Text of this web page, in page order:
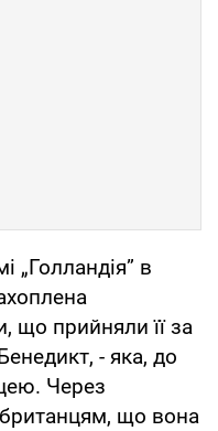
в
що прийняли її за
- яка, до
Через
що вона